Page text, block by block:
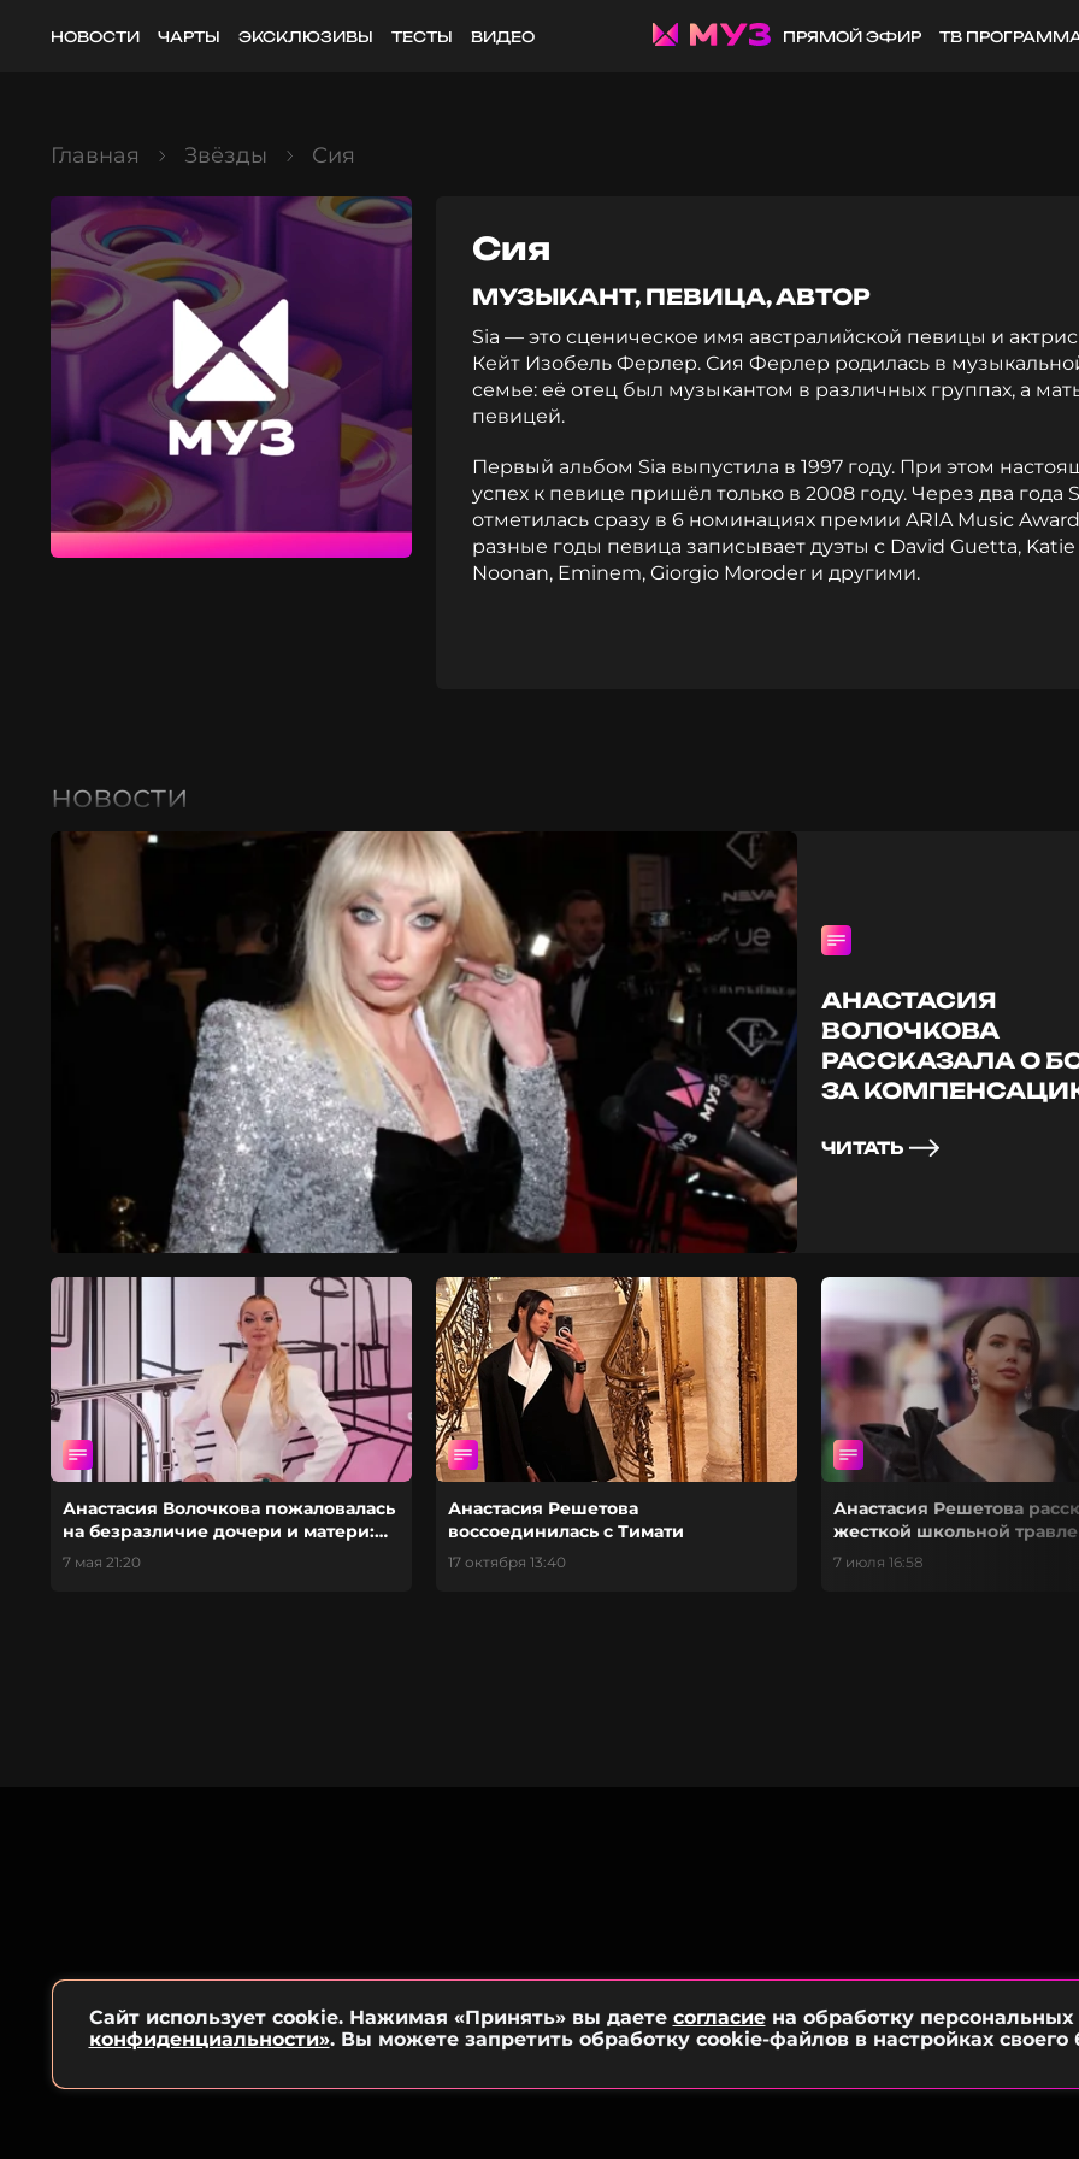
НОВОСТИ ЧАРТЫ ЭКСКЛЮЗИВЫ ТЕСТЫ ВИДЕО ПРЯМОЙ ЭФИР ТВ
Главная Звёзды Сия
Сия
МУЗЫКАНТ, ПЕВИЦА, АВТОР
Sia — это сценическое имя австралийской певицы и
Кейт Изобель Ферлер. Сия Ферлер родилась в
семье: её отец был музыкантом в различных группах, а
певицей.
Первый альбом Sia выпустила в 1997 году. При этом
успех к певице пришёл только в 2008 году. Через два года
отметилась сразу в 6 номинациях премии ARIA Music
разные годы певица записывает дуэты с David Guetta, Katie
Noonan, Eminem, Giorgio Moroder и другими.
новости
АНАСТАСИЯ
ВОЛОЧКОВА
РАССКАЗАЛА О
ЗА
ЧИТАТЬ
Анастасия Волочкова пожаловалась
на безразличие дочери и матери:
«Идет агрессия»
7 мая 21:20
Анастасия Решетова
воссоединилась с Тимати
17 октября 13:40
Анастасия Решетова
жесткой школьной травле
7 июля 16:58
Сайт использует cookie. Нажимая «Принять» вы даете согласиена обработку персональных
конфиденциальности». Вы можете запретить обработку cookie-файлов в настройках своего